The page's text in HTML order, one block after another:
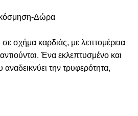
Δώρα
σε σχήμα καρδιάς, με λεπτομέρεια
Ένα εκλεπτυσμένο και
την τρυφερότητα,